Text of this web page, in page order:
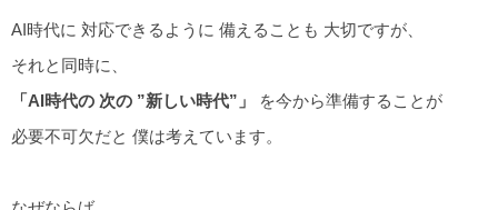
AI時代に 対応できるように 備えることも 大切ですが、
それと同時に、
「AI時代の 次の ”新しい時代” 」
を今から準備することが
必要不可欠だと 僕は考えています。